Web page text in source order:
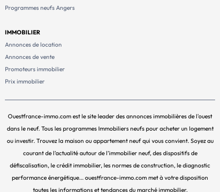
Programmes neufs Angers
IMMOBILIER
Annonces de location
Annonces de vente
Promoteurs immobilier
Prix immobilier
Ouestfrance-immo.com est le site leader des annonces immobilières de l'ouest
dans le neuf. Tous les programmes Immobiliers neufs pour acheter un logement
ou investir. Trouvez la maison ou appartement neuf qui vous convient. Soyez au
courant de l’actualité autour de l’immobilier neuf, des dispositifs de
défiscalisation, le crédit immobilier, les normes de construction, le diagnostic
performance énergétique... ouestfrance-immo.com met à votre disposition
toutes les informations et tendances du marché immobilier.